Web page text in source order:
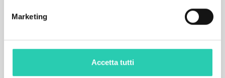
Marketing
Accetta tutti